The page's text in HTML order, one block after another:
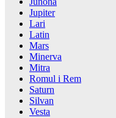
Jupiter
Lari
Latin
Mars
Minerva
Mitra
Romul i Rem
Saturn
Silvan
Vesta